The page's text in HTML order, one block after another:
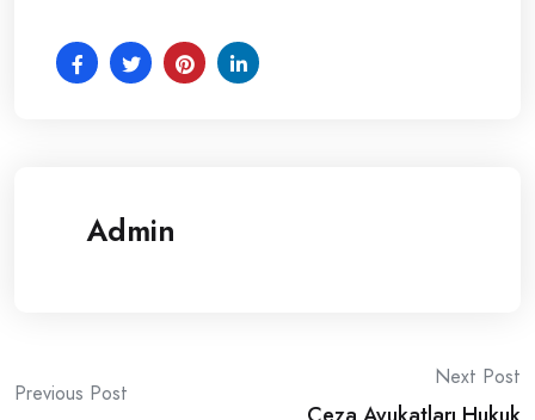
Admin
Post
Previous Post
Next Post